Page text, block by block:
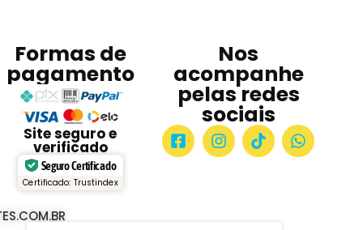
Formas de
pagamento
Site seguro e
verificado
Seguro Certificado
Certificado: Trustindex
Nos
acompanhe
pelas redes
sociais